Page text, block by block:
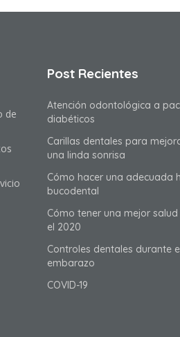
de
Post Recientes
Atención odontológica a
diabéticos
Carillas dentales para
una linda sonrisa
Cómo hacer una adecuada
bucodental
Cómo tener una mejor
el 2020
Controles dentales durante
embarazo
COVID-19